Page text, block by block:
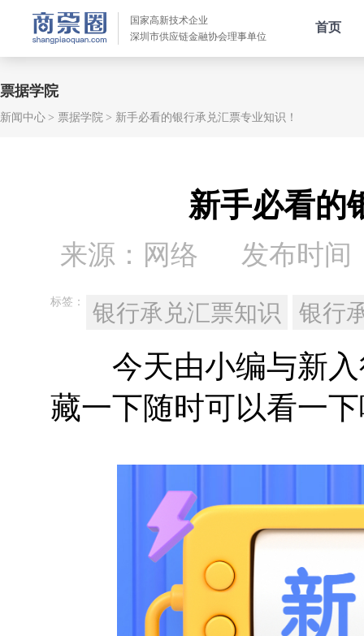
国家高新技术企业
深圳市供应链金融协会理事单位
首页
票据学院
新闻中心 票据学院 新手必看的银行承兑汇票专业知识！
新手必看的
来源：网络 发布时间
标签： 银行承兑汇票知识 银行
今天由小编与新入
藏一下随时可以看一